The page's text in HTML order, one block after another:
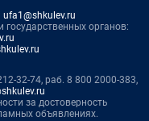
ufa1@shkulev.ru
органов:
32-74, раб. 8 800 2000-383,
за достоверность
объявлениях.